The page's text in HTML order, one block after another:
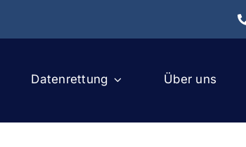
Datenrettung Über uns